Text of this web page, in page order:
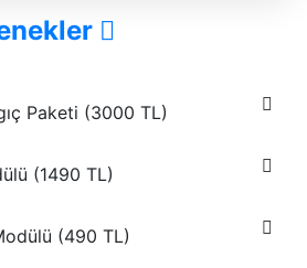
Paketi (3000 TL)
(1490 TL)
(490 TL)